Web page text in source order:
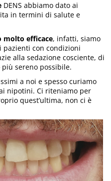
DENS abbiamo dato ai
in termini di salute e
molto efficace, infatti, siamo
con condizioni
alla sedazione cosciente, di
sereno possibile.
a noi e spesso curiamo
nipotini. Ci riteniamo per
quest’ultima, non ci è